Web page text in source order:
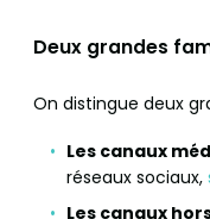
Deux grandes
On distingue deux
Les canaux
réseaux sociaux,
Les canaux